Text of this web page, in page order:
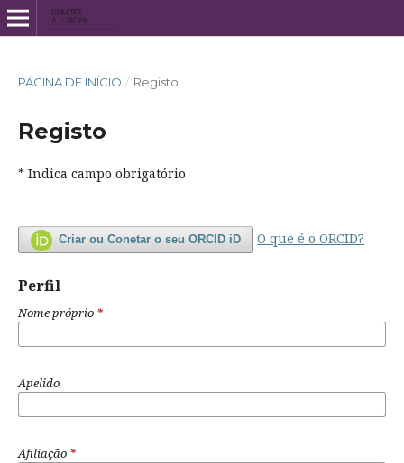
PÁGINA DE INÍCIO / Registo
Registo
* Indica campo obrigatório
Criar ou Conetar o seu ORCID iD O que é o ORCID?
Perfil
Nome próprio *
Apelido
Afiliação *